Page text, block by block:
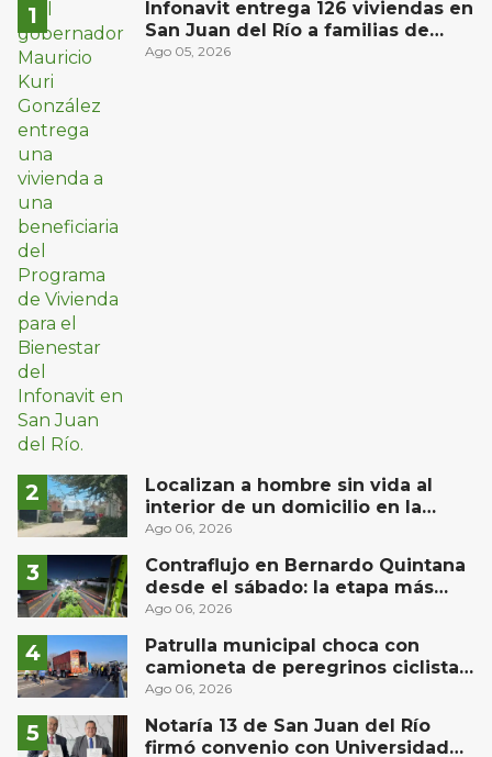
Infonavit entrega 126 viviendas en
San Juan del Río a familias de
bajos ingresos
Ago 05, 2026
Localizan a hombre sin vida al
interior de un domicilio en la
comunidad El Rodeo, San Juan del
Ago 06, 2026
Contraflujo en Bernardo Quintana
desde el sábado: la etapa más
compleja del operativo vial
Ago 06, 2026
Patrulla municipal choca con
camioneta de peregrinos ciclistas
en la autopista México-Querétaro
Ago 06, 2026
Notaría 13 de San Juan del Río
firmó convenio con Universidad